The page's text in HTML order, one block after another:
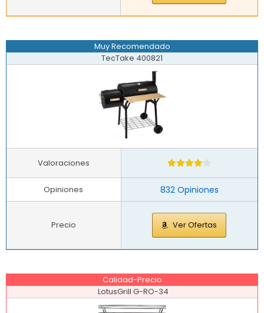
Muy Recomendado
TecTake 400821
832 Opiniones
Ver Ofertas
Valoraciones
Opiniones
Precio
Calidad-Precio
LotusGrill G-RO-34